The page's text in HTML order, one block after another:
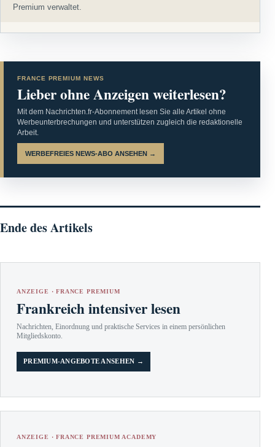
Premium verwaltet.
FRANCE PREMIUM NEWS
Lieber ohne Anzeigen weiterlesen?
Mit dem Nachrichten.fr-Abonnement lesen Sie alle Artikel ohne
Werbeunterbrechungen und unterstützen zugleich die redaktionelle
Arbeit.
WERBEFREIES NEWS-ABO ANSEHEN →
Ende des Artikels
ANZEIGE · FRANCE PREMIUM
Frankreich intensiver lesen
Nachrichten, Einordnung und praktische Services in einem persönlichen
Mitgliedskonto.
PREMIUM-ANGEBOTE ANSEHEN →
ANZEIGE · FRANCE PREMIUM ACADEMY